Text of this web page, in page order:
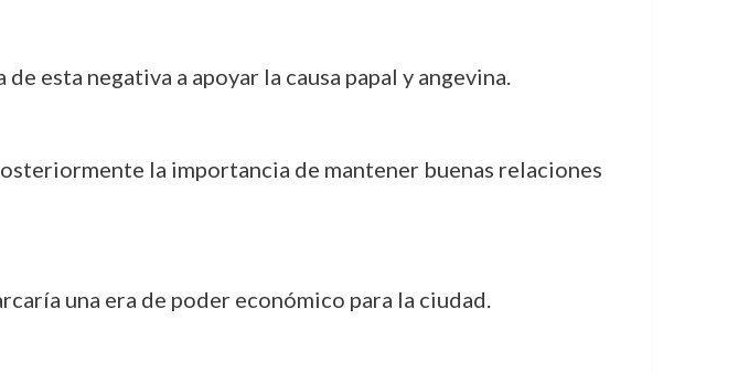
esta negativa a apoyar la causa papal y angevina.
la importancia de mantener buenas relaciones
una era de poder económico para la ciudad.